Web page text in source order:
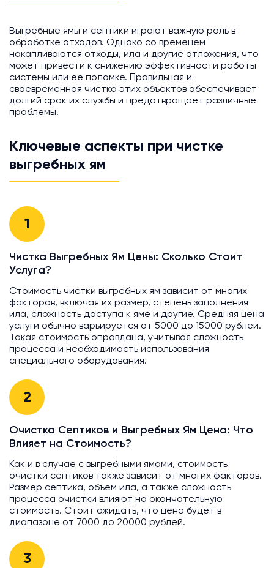
Выгребные ямы и септики играют важную роль в
обработке отходов. Однако со временем
накапливаются отходы, ила и другие отложения, что
может привести к снижению эффективности работы
системы или ее поломке. Правильная и
своевременная чистка этих объектов обеспечивает
долгий срок их службы и предотвращает различные
проблемы.
Ключевые аспекты при чистке
выгребных ям
1
Чистка Выгребных Ям Цены: Сколько Стоит
Услуга?
Стоимость чистки выгребных ям зависит от многих
факторов, включая их размер, степень заполнения
ила, сложность доступа к яме и другие. Средняя цена
услуги обычно варьируется от 5000 до 15000 рублей.
Такая стоимость оправдана, учитывая сложность
процесса и необходимость использования
специального оборудования.
2
Очистка Септиков и Выгребных Ям Цена: Что
Влияет на Стоимость?
Как и в случае с выгребными ямами, стоимость
очистки септиков также зависит от многих факторов.
Размер септика, объем ила, а также сложность
процесса очистки влияют на окончательную
стоимость. Стоит ожидать, что цена будет в
диапазоне от 7000 до 20000 рублей.
3